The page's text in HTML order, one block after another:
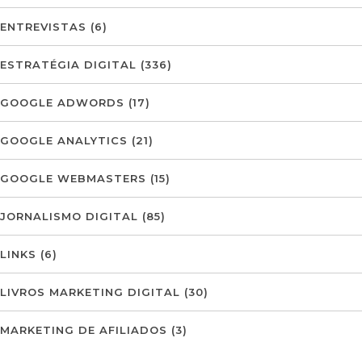
ENTREVISTAS (6)
ESTRATÉGIA DIGITAL (336)
GOOGLE ADWORDS (17)
GOOGLE ANALYTICS (21)
GOOGLE WEBMASTERS (15)
JORNALISMO DIGITAL (85)
LINKS (6)
LIVROS MARKETING DIGITAL (30)
MARKETING DE AFILIADOS (3)